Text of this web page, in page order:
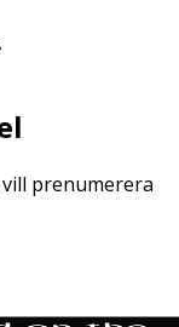
prenumerera